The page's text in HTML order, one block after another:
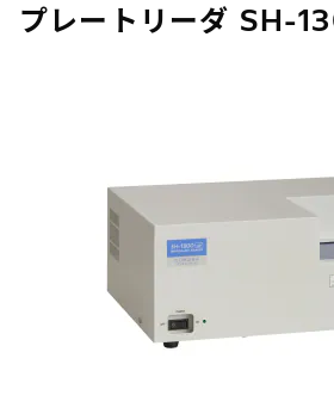
プレートリーダ SH-